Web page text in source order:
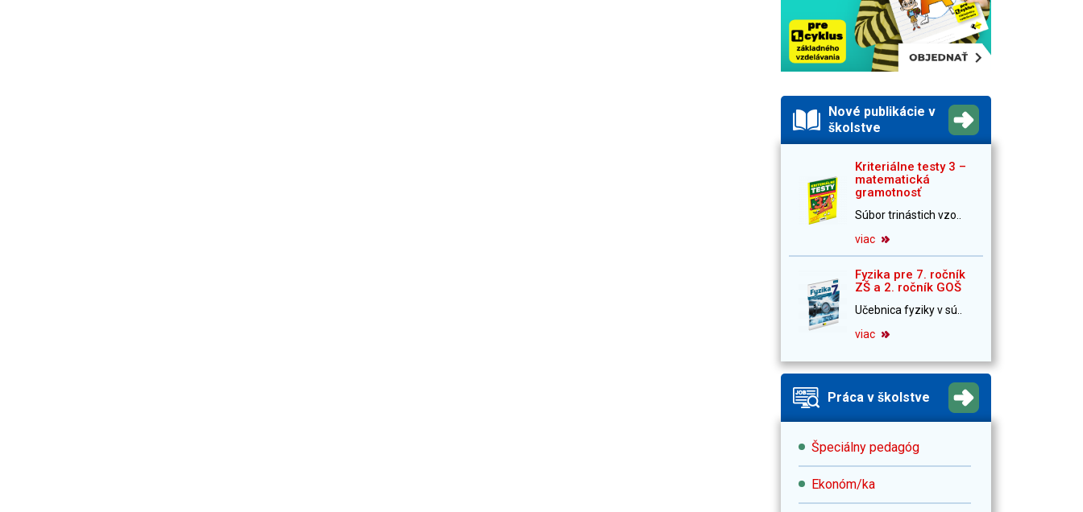
Nové publikácie v
školstve
Kriteriálne testy 3 –
matematická
gramotnosť
Súbor trinástich vzo..
viac
Fyzika pre 7. ročník
ZŠ a 2. ročník GOŠ
Učebnica fyziky v sú..
viac
Práca v školstve
Špeciálny pedagóg
Ekonóm/ka